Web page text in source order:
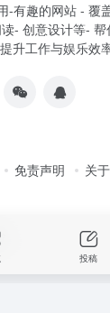
-有趣的网站 - 覆
- 创意设计等-
升工作与娱乐效率
免责声明 关
投稿